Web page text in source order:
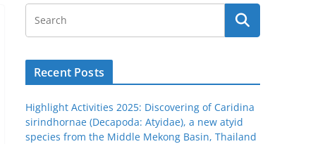
Recent Posts
Highlight Activities 2025: Discovering of Caridina
sirindhornae (Decapoda: Atyidae), a new atyid
species from the Middle Mekong Basin, Thailand